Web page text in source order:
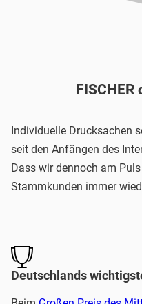
Individuelle Drucksachen
seit den Anfängen des
Dass wir dennoch am
Stammkunden immer
Deutschlands